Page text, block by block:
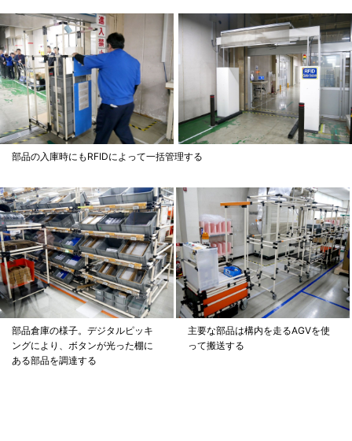
部品の入庫時にもRFIDによって一括管理する
部品倉庫の様子。デジタルピッキ
ングにより、ボタンが光った棚に
ある部品を調達する
主要な部品は構内を走るAGVを使
って搬送する